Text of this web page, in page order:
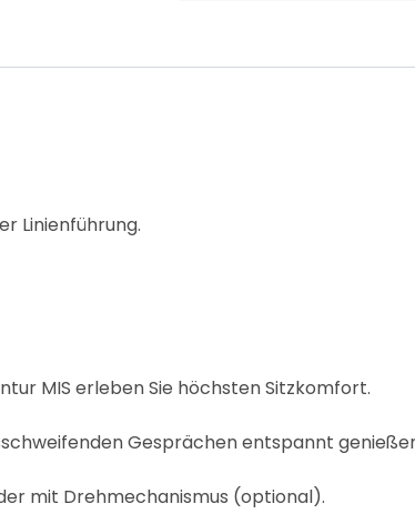
Linienführung.
MIS erleben Sie höchsten Sitzkomfort.
Gesprächen entspannt
mit Drehmechanismus (optional).